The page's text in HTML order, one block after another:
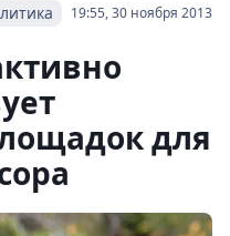
19:55, 30 ноября 2013
для